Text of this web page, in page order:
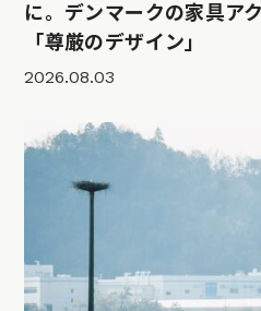
に。デンマークの家具ア
「尊厳のデザイン」
2026.08.03